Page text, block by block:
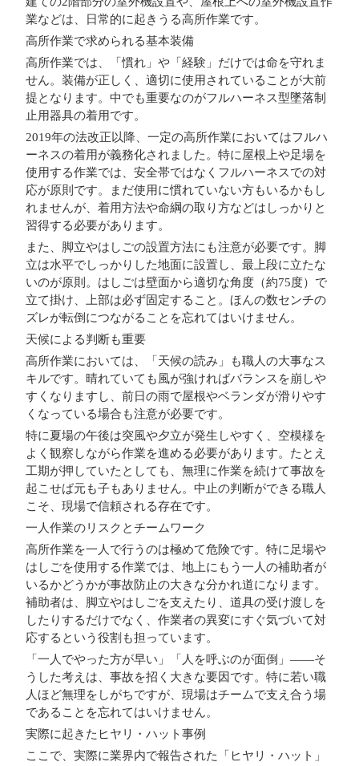
業などは、日常的に起きうる高所作業です。
高所作業で求められる基本装備
高所作業では、「慣れ」や「経験」だけでは命を守れま
せん。装備が正しく、適切に使用されていることが大前
提となります。中でも重要なのがフルハーネス型墜落制
止用器具の着用です。
2019年の法改正以降、一定の高所作業においてはフルハ
ーネスの着用が義務化されました。特に屋根上や足場を
使用する作業では、安全帯ではなくフルハーネスでの対
応が原則です。まだ使用に慣れていない方もいるかもし
れませんが、着用方法や命綱の取り方などはしっかりと
習得する必要があります。
また、 脚立やはしごの設置方法にも注意が必要です。脚
立は水平でしっかりした地面に設置し、最上段に立たな
いのが原則。はしごは壁面から適切な角度（約75度）で
立て掛け、上部は必ず固定すること。ほんの数センチの
ズレが転倒につながることを忘れてはいけません。
天候による判断も重要
高所作業においては、「天候の読み」も職人の大事なス
キルです。晴れていても風が強ければバランスを崩しや
すくなりますし、前日の雨で屋根やベランダが滑りやす
くなっている場合も注意が必要です。
特に夏場の午後は突風や夕立が発生しやすく、空模様を
よく観察しながら作業を進める必要があります。たとえ
工期が押していたとしても、無理に作業を続けて事故を
起こせば元も子もありません。中止の判断ができる職人
こそ、現場で信頼される存在です。
一人作業のリスクとチームワーク
高所作業を一人で行うのは極めて危険です。特に足場や
はしごを使用する作業では、地上にもう一人の補助者が
いるかどうかが事故防止の大きな分かれ道になります。
補助者は、脚立やはしごを支えたり、道具の受け渡しを
したりするだけでなく、作業者の異変にすぐ気づいて対
応するという役割も担っています。
「一人でやった方が早い」「人を呼ぶのが面倒」――そ
うした考えは、事故を招く大きな要因です。特に若い職
人ほど無理をしがちですが、現場はチームで支え合う場
であることを忘れてはいけません。
実際に起きたヒヤリ・ハット事例
ここで、実際に業界内で報告された「ヒヤリ・ハット」